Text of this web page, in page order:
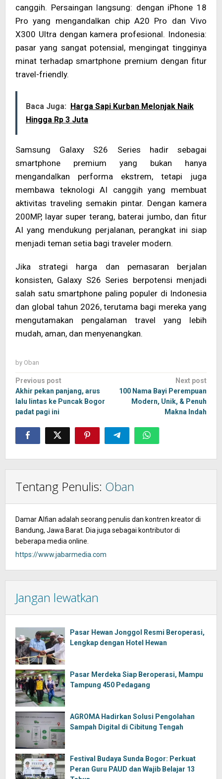
canggih. Persaingan langsung: dengan iPhone 18
Pro yang mengandalkan chip A20 Pro dan Vivo
X300 Ultra dengan kamera profesional. Indonesia:
pasar yang sangat potensial, mengingat tingginya
minat terhadap smartphone premium dengan fitur
travel-friendly.
Baca Juga: Harga Sapi Kurban Melonjak Naik
Hingga Rp 3 Juta
Samsung Galaxy S26 Series hadir sebagai
smartphone premium yang bukan hanya
mengandalkan performa ekstrem, tetapi juga
membawa teknologi AI canggih yang membuat
aktivitas traveling semakin pintar. Dengan kamera
200MP, layar super terang, baterai jumbo, dan fitur
AI yang mendukung perjalanan, perangkat ini siap
menjadi teman setia bagi traveler modern.
Jika strategi harga dan pemasaran berjalan
konsisten, Galaxy S26 Series berpotensi menjadi
salah satu smartphone paling populer di Indonesia
dan global tahun 2026, terutama bagi mereka yang
mengutamakan pengalaman travel yang lebih
mudah, aman, dan menyenangkan.
by Oban
Post
navigation
Previous post
Akhir pekan panjang, arus
lalu lintas ke Puncak Bogor
padat pagi ini
Next post
100 Nama Bayi Perempuan
Modern, Unik, & Penuh
Makna Indah
Tentang Penulis: Oban
Damar Alfian adalah seorang penulis dan kontren kreator di
Bandung, Jawa Barat. Dia juga sebagai kontributor di
beberapa media online.
https://www.jabarmedia.com
Jangan lewatkan
Pasar Hewan Jonggol Resmi Beroperasi,
Lengkap dengan Hotel Hewan
Pasar Merdeka Siap Beroperasi, Mampu
Tampung 450 Pedagang
AGROMA Hadirkan Solusi Pengolahan
Sampah Digital di Cibitung Tengah
Festival Budaya Sunda Bogor: Perkuat
Peran Guru PAUD dan Wajib Belajar 13